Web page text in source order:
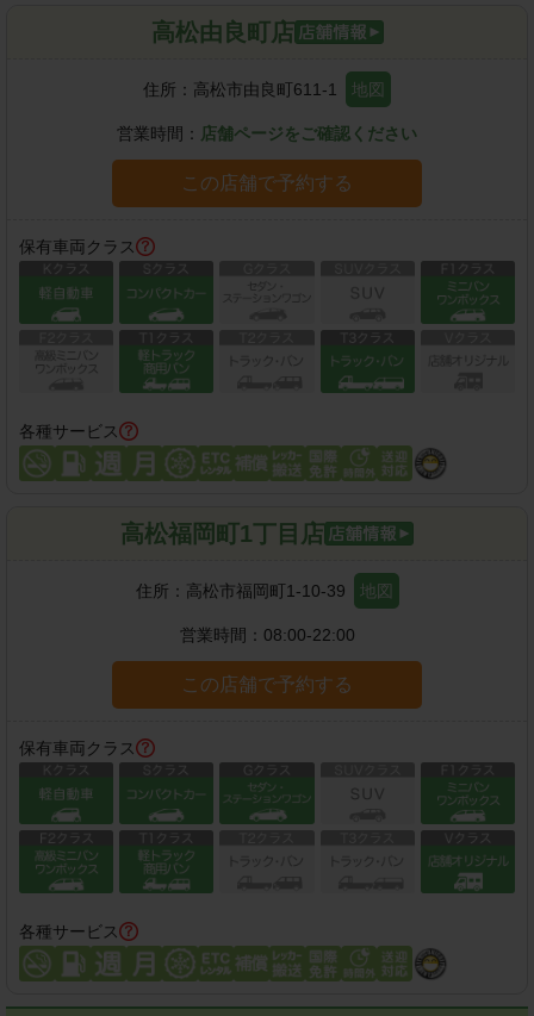
高松由良町店
住所： 高松市由良町611-1 地図
営業時間： 店舗ページをご確認ください
この店舗で予約する
保有車両クラス
各種サービス
高松福岡町1丁目店
住所： 高松市福岡町1-10-39 地図
営業時間： 08:00-22:00
この店舗で予約する
保有車両クラス
各種サービス